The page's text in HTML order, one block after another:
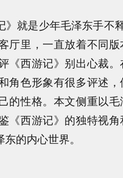
就是少年毛泽东手不
厅里，一直放着不同
《西游记》别出心裁
角色形象有很多评述
的性格。本文侧重以
《西游记》的独特视
的内心世界。